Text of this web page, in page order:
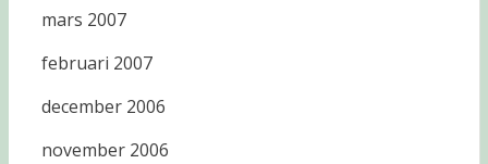
mars 2007
februari 2007
december 2006
november 2006